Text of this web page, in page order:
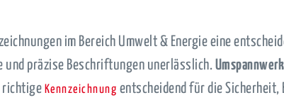
im Bereich Umwelt & Energie eine
und präzise Beschriftungen unerlässlich.
richtige Kennzeichnung entscheidend für die Sicherheit,